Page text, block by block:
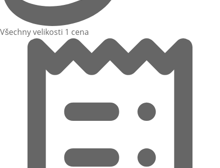
Všechny velikosti 1 cena